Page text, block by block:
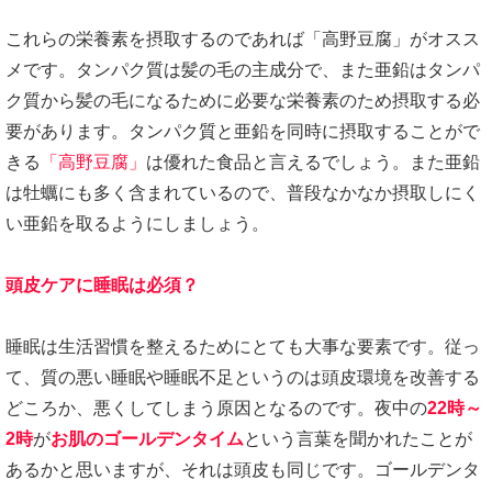
これらの栄養素を摂取するのであれば「高野豆腐」がオスス
メです。タンパク質は髪の毛の主成分で、また亜鉛はタンパ
ク質から髪の毛になるために必要な栄養素のため摂取する必
要があります。タンパク質と亜鉛を同時に摂取することがで
きる
「高野豆腐」 は優れた食品と言えるでしょう。また亜鉛
は牡蠣にも多く含まれているので、普段なかなか摂取しにく
い亜鉛を取るようにしましょう。
頭皮ケアに睡眠は必須？
睡眠は生活習慣を整えるためにとても大事な要素です。従っ
て、質の悪い睡眠や睡眠不足というのは頭皮環境を改善する
どころか、悪くしてしまう原因となるのです。夜中の22時～
2時がお肌のゴールデンタイムという言葉を聞かれたことが
あるかと思いますが、それは頭皮も同じです。ゴールデンタ